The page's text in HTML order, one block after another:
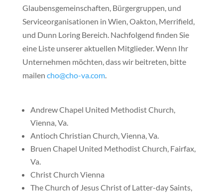
Glaubensgemeinschaften, Bürgergruppen, und
Serviceorganisationen in Wien, Oakton, Merrifield,
und Dunn Loring Bereich. Nachfolgend finden Sie
eine Liste unserer aktuellen Mitglieder. Wenn Ihr
Unternehmen möchten, dass wir beitreten, bitte
mailen cho@cho-va.com.
Andrew Chapel United Methodist Church,
Vienna, Va.
Antioch Christian Church, Vienna, Va.
Bruen Chapel United Methodist Church, Fairfax,
Va.
Christ Church Vienna
The Church of Jesus Christ of Latter-day Saints,